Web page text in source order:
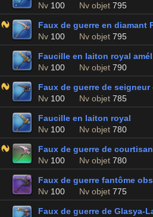
Nv 100 Nv objet 795
Faux de guerre en diamant
Nv 100 Nv objet 795
Faucille en laiton royal
Nv 100 Nv objet 790
Faux de guerre de seigneur
Nv 100 Nv objet 785
Faucille en laiton royal
Nv 100 Nv objet 780
Faux de guerre de
Nv 100 Nv objet 780
Faux de guerre fantôme
Nv 100 Nv objet 775
Faux de guerre de Glasya-